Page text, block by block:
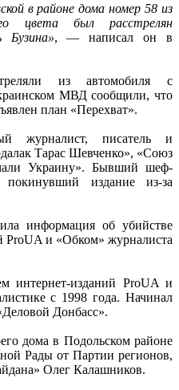
в районе дома номер 58 из
цвета был расстрелян
Бузина», — написал он в
из автомобиля с
МВД сообщили, что
план «Перехват».
журналист, писатель и
Тарас Шевченко», «Союз
Украину». Бывший шеф-
покинувший издание из-за
информация об убийстве
ProUA и «Обком» журналиста
интернет-изданий ProUA и
с 1998 года. Начинал
Донбасс».
дома в Подольском районе
Рады от Партии регионов,
Олег Калашников.